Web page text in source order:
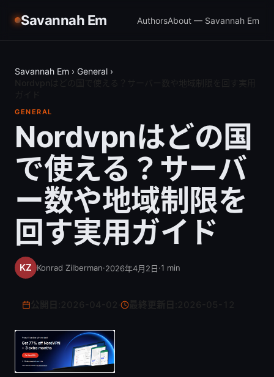
Savannah Em AuthorsAbout — Savannah Em
Savannah Em › General ›
GENERAL
Nordvpnはどの国
で使える？サーバ
ー数や地域制限を
回す実用ガイド
Konrad Zilberman·2026年4月2日·1 min
最終更新日: